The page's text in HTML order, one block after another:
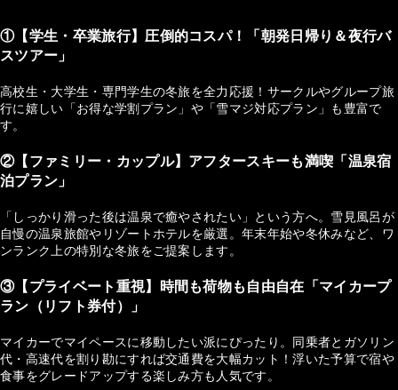
①【学生・卒業旅行】圧倒的コスパ！「朝発日帰り＆夜行バ
スツアー」
高校生・大学生・専門学生の冬旅を全力応援！サークルやグループ旅
行に嬉しい「お得な学割プラン」や「雪マジ対応プラン」も豊富で
す。
②【ファミリー・カップル】アフタースキーも満喫「温泉宿
泊プラン」
「しっかり滑った後は温泉で癒やされたい」という方へ。雪見風呂が
自慢の温泉旅館やリゾートホテルを厳選。年末年始や冬休みなど、ワ
ンランク上の特別な冬旅をご提案します。
③【プライベート重視】時間も荷物も自由自在「マイカープ
ラン（リフト券付）」
マイカーでマイペースに移動したい派にぴったり。同乗者とガソリン
代・高速代を割り勘にすれば交通費を大幅カット！浮いた予算で宿や
食事をグレードアップする楽しみ方も人気です。